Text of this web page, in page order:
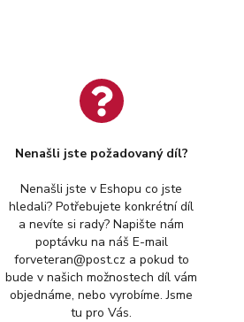
Nenašli jste požadovaný díl?
Nenašli jste v Eshopu co jste
hledali? Potřebujete konkrétní díl
a nevíte si rady? Napište nám
poptávku na náš E-mail
forveteran@post.cz a pokud to
bude v našich možnostech díl vám
objednáme, nebo vyrobíme. Jsme
tu pro Vás.